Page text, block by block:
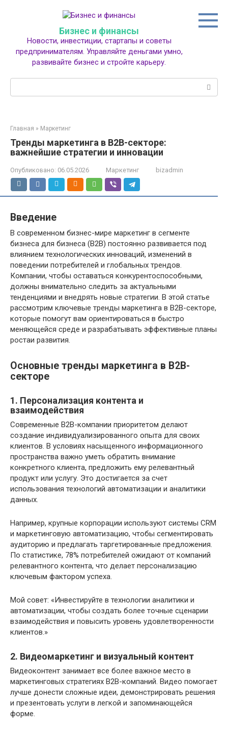
Бизнес и финансы
Новости, инвестиции, стартапы и советы
предпринимателям. Управляйте деньгами умно,
развивайте бизнес и стройте карьеру.
Главная » Маркетинг
Тренды маркетинга в B2B-секторе:
важнейшие стратегии и инновации
Опубликовано: 06.05.2026 Маркетинг bizadmin
Введение
В современном бизнес-мире маркетинг в сегменте
бизнеса для бизнеса (B2B) постоянно развивается под
влиянием технологических инноваций, изменений в
поведении потребителей и глобальных трендов.
Компании, чтобы оставаться конкурентоспособными,
должны внимательно следить за актуальными
тенденциями и внедрять новые стратегии. В этой статье
рассмотрим ключевые тренды маркетинга в B2B-секторе,
которые помогут вам ориентироваться в быстро
меняющейся среде и разрабатывать эффективные планы
ростаи развития.
Основные тренды маркетинга в B2B-
секторе
1. Персонализация контента и
взаимодействия
Современные B2B-компании приоритетом делают
создание индивидуализированного опыта для своих
клиентов. В условиях насыщенного информационного
пространства важно уметь обратить внимание
конкретного клиента, предложить ему релевантный
продукт или услугу. Это достигается за счет
использования технологий автоматизации и аналитики
данных.
Например, крупные корпорации используют системы CRM
и маркетинговую автоматизацию, чтобы сегментировать
аудиторию и предлагать таргетированные предложения.
По статистике, 78% потребителей ожидают от компаний
релевантного контента, что делает персонализацию
ключевым фактором успеха.
Мой совет: «Инвестируйте в технологии аналитики и
автоматизации, чтобы создать более точные сценарии
взаимодействия и повысить уровень удовлетворенности
клиентов.»
2. Видеомаркетинг и визуальный контент
Видеоконтент занимает все более важное место в
маркетинговых стратегиях B2B-компаний. Видео помогает
лучше донести сложные идеи, демонстрировать решения
и презентовать услуги в легкой и запоминающейся
форме.